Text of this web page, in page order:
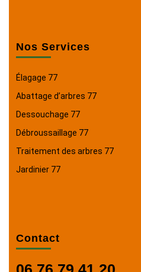
Nos Services
Élagage 77
Abattage d’arbres 77
Dessouchage 77
Débroussaillage 77
Traitement des arbres 77
Jardinier 77
Contact